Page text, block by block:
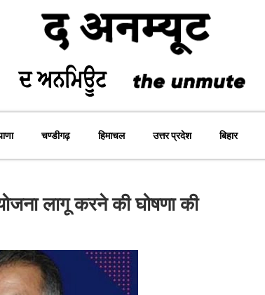
चण्डीगढ़ हिमाचल उत्तर प्रदेश बिहार
लागू करने की घोषणा की